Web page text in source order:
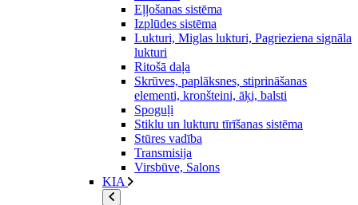
Eļļošanas sistēma
Izplūdes sistēma
Lukturi, Miglas lukturi, Pagrieziena signāla
lukturi
Ritošā daļa
Skrūves, paplāksnes, stiprināšanas
elementi, kronšteini, āķi, balsti
Spoguļi
Stiklu un lukturu tīrīšanas sistēma
Stūres vadība
Transmisija
Virsbūve, Salons
KIA